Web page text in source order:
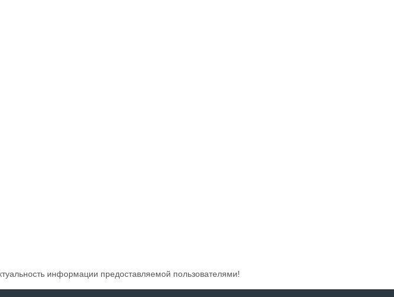
информации предоставляемой пользователями!